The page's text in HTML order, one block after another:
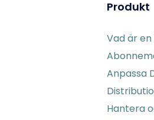
Produkt
Vad är en
Anpassa
Hantera